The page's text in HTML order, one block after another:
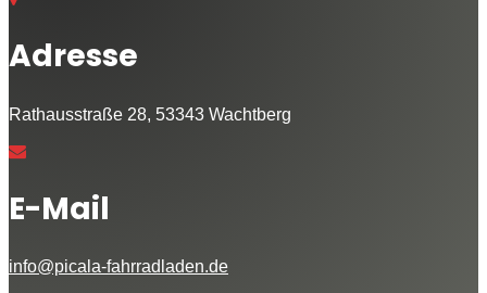
Adresse
Rathausstraße 28, 53343 Wachtberg
E-Mail
info@picala-fahrradladen.de